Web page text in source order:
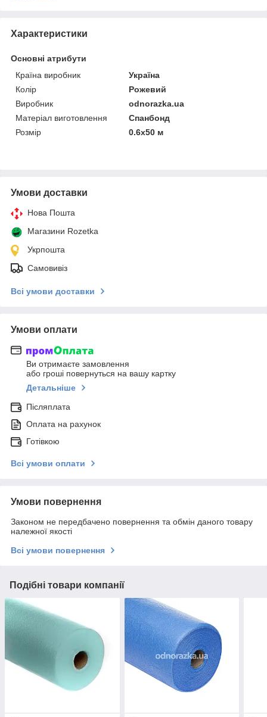
Характеристики
Основні атрибути
Країна виробник
Україна
Колір
Рожевий
Виробник
odnorazka.ua
Матеріал виготовлення
Спанбонд
Розмір
0.6х50 м
Умови доставки
Нова Пошта
Магазини Rozetka
Укрпошта
Самовивіз
Всі умови доставки
Умови оплати
Ви отримаєте замовлення
або гроші повернуться на вашу картку
Детальніше
Післяплата
Оплата на рахунок
Готівкою
Всі умови оплати
Умови повернення
Законом не передбачено повернення та обмін даного товару
належної якості
Всі умови повернення
Подібні товари компанії